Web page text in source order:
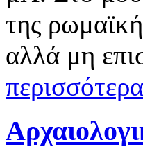
της
αλλά μη
περισσότερα